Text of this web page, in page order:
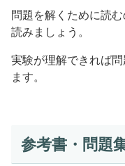
問題を解くために読
読みましょう。
実験が理解できれば
ます。
参考書・問題